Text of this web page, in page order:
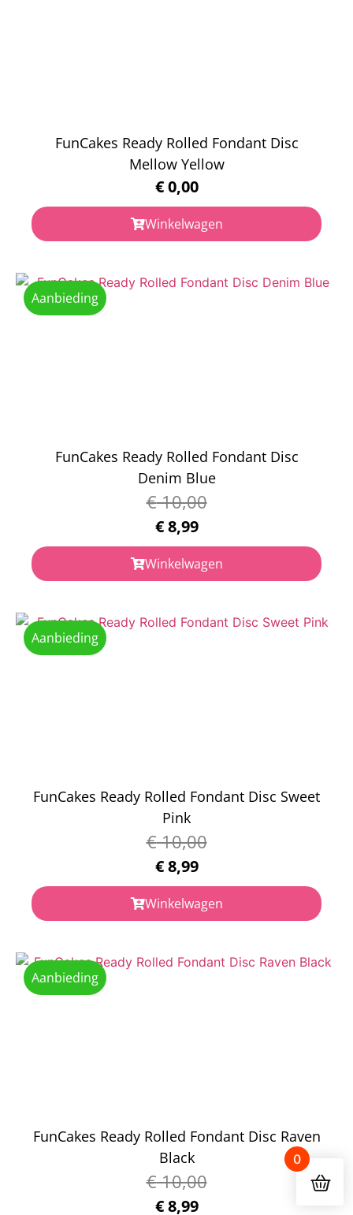
FunCakes Ready Rolled Fondant Disc
Mellow Yellow
€0,00
Winkelwagen
Aanbieding
FunCakes Ready Rolled Fondant Disc
Denim Blue
€10,00
€8,99
Winkelwagen
Aanbieding
FunCakes Ready Rolled Fondant Disc Sweet
Pink
€10,00
€8,99
Winkelwagen
Aanbieding
FunCakes Ready Rolled Fondant Disc Raven
Black
€10,00
€8,99
0